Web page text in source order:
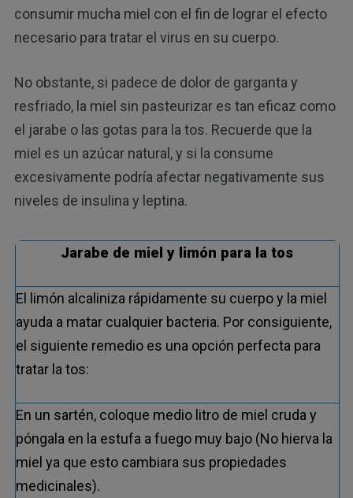
consumir mucha miel con el fin de lograr el efecto
necesario para tratar el virus en su cuerpo.
No obstante, si padece de dolor de garganta y
resfriado, la miel sin pasteurizar es tan eficaz como
el jarabe o las gotas para la tos. Recuerde que la
miel es un azúcar natural, y si la consume
excesivamente podría afectar negativamente sus
niveles de insulina y leptina.
Jarabe de miel y limón para la tos
El limón alcaliniza rápidamente su cuerpo y la miel
ayuda a matar cualquier bacteria. Por consiguiente,
el siguiente remedio es una opción perfecta para
tratar la tos:
En un sartén, coloque medio litro de miel cruda y
póngala en la estufa a fuego muy bajo (No hierva la
miel ya que esto cambiara sus propiedades
medicinales).